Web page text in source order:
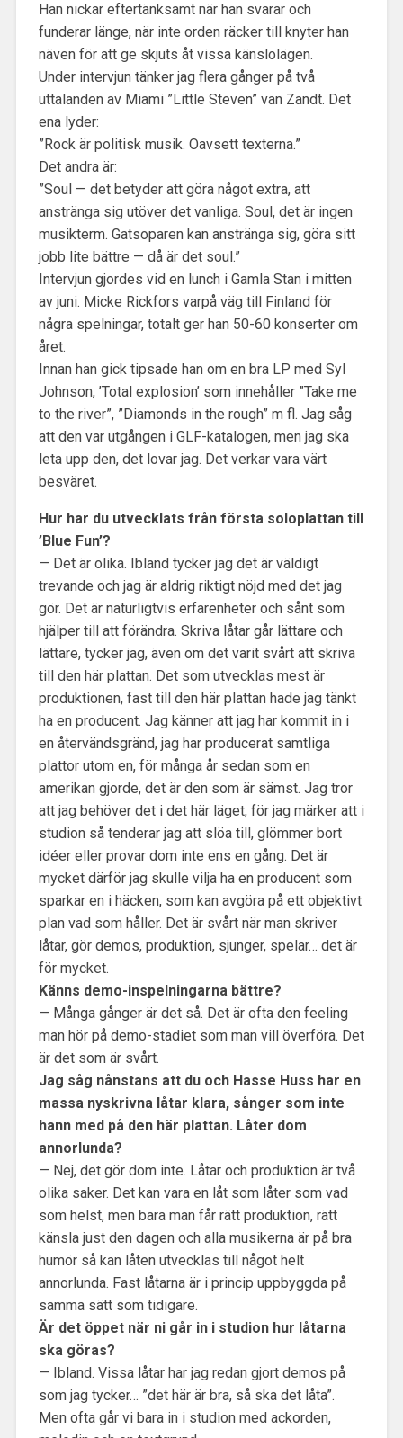
Han nickar eftertänksamt när han svarar och
funderar länge, när inte orden räcker till knyter han
näven för att ge skjuts åt vissa känslolägen.
Under intervjun tänker jag flera gånger på två
uttalanden av Miami ”Little Steven” van Zandt. Det
ena lyder:
”Rock är politisk musik. Oavsett texterna.”
Det andra är:
”Soul — det betyder att göra något extra, att
anstränga sig utöver det vanliga. Soul, det är ingen
musikterm. Gatsoparen kan anstränga sig, göra sitt
jobb lite bättre — då är det soul.”
Intervjun gjordes vid en lunch i Gamla Stan i mitten
av juni. Micke Rickfors varpå väg till Finland för
några spelningar, totalt ger han 50-60 konserter om
året.
Innan han gick tipsade han om en bra LP med Syl
Johnson, ’Total explosion’ som innehåller ”Take me
to the river”, ”Diamonds in the rough” m fl. Jag såg
att den var utgången i GLF-katalogen, men jag ska
leta upp den, det lovar jag. Det verkar vara värt
besväret.
Hur har du utvecklats från första soloplattan till
’Blue Fun’?
— Det är olika. Ibland tycker jag det är väldigt
trevande och jag är aldrig riktigt nöjd med det jag
gör. Det är naturligtvis erfarenheter och sånt som
hjälper till att förändra. Skriva låtar går lättare och
lättare, tycker jag, även om det varit svårt att skriva
till den här plattan. Det som utvecklas mest är
produktionen, fast till den här plattan hade jag tänkt
ha en producent. Jag känner att jag har kommit in i
en återvändsgränd, jag har producerat samtliga
plattor utom en, för många år sedan som en
amerikan gjorde, det är den som är sämst. Jag tror
att jag behöver det i det här läget, för jag märker att i
studion så tenderar jag att slöa till, glömmer bort
idéer eller provar dom inte ens en gång. Det är
mycket därför jag skulle vilja ha en producent som
sparkar en i häcken, som kan avgöra på ett objektivt
plan vad som håller. Det är svårt när man skriver
låtar, gör demos, produktion, sjunger, spelar… det är
för mycket.
Känns demo-inspelningarna bättre?
— Många gånger är det så. Det är ofta den feeling
man hör på demo-stadiet som man vill överföra. Det
är det som är svårt.
Jag såg nånstans att du och Hasse Huss har en
massa nyskrivna låtar klara, sånger som inte
hann med på den här plattan. Låter dom
annorlunda?
— Nej, det gör dom inte. Låtar och produktion är två
olika saker. Det kan vara en låt som låter som vad
som helst, men bara man får rätt produktion, rätt
känsla just den dagen och alla musikerna är på bra
humör så kan låten utvecklas till något helt
annorlunda. Fast låtarna är i princip uppbyggda på
samma sätt som tidigare.
Är det öppet när ni går in i studion hur låtarna
ska göras?
— Ibland. Vissa låtar har jag redan gjort demos på
som jag tycker… ”det här är bra, så ska det låta”.
Men ofta går vi bara in i studion med ackorden,